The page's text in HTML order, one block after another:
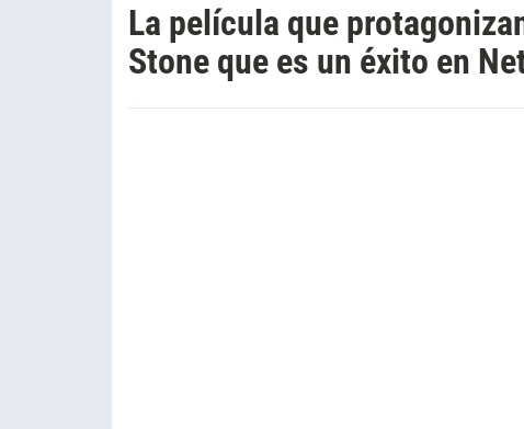
La película que
Stone que es un éxito en